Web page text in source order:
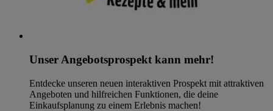
Unser Angebotsprospekt kann mehr!
Entdecke unseren neuen interaktiven Prospekt mit attraktiven
Angeboten und hilfreichen Funktionen, die deine
Einkaufsplanung zu einem Erlebnis machen!